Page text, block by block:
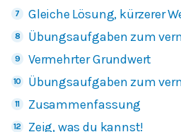
Gleiche Lösung, kürzerer
Übungsaufgaben zum
Vermehrter Grundwert
Übungsaufgaben zum
Zusammenfassung
Zeig, was du kannst!